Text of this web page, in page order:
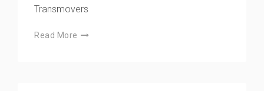
Transmovers
Read More